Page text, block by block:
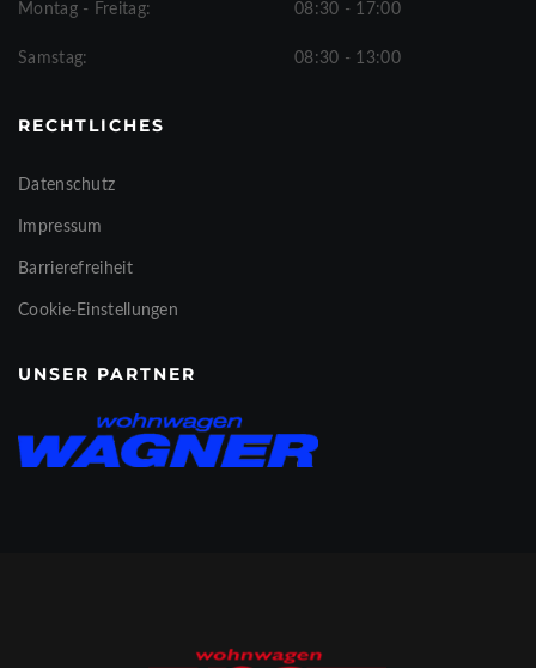
Montag - Freitag: 08:30 - 17:00
Samstag: 08:30 - 13:00
RECHTLICHES
Datenschutz
Impressum
Barrierefreiheit
Cookie-Einstellungen
UNSER PARTNER